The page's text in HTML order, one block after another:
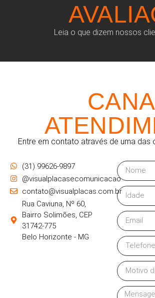
Leia o que dizem nossos
Entre em contato através de uma das
(31) 99626-9897
@visualplacasecomunicacao
contato@visualplacas.com.br
Rua Caviuna, Nº 60,
Bairro Solimões, CEP
31742-775
Belo Horizonte - MG